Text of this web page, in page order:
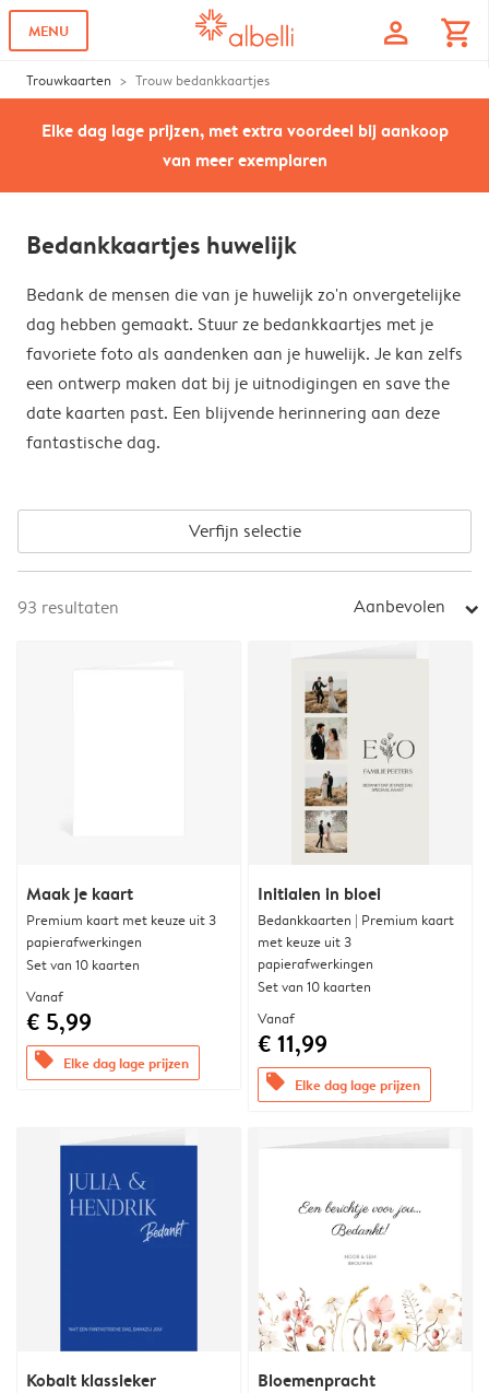
MENU profile shopping_cart
Trouwkaarten Trouw bedankkaartjes
Elke dag lage prijzen, met extra voordeel bij aankoop
van meer exemplaren
Bedankkaartjes huwelijk
Bedank de mensen die van je huwelijk zo'n onvergetelijke
dag hebben gemaakt. Stuur ze bedankkaartjes met je
favoriete foto als aandenken aan je huwelijk. Je kan zelfs
een ontwerp maken dat bij je uitnodigingen en save the
date kaarten past. Een blijvende herinnering aan deze
fantastische dag.
Verfijn selectie
93 resultaten Aanbevolen arrow_right
Maak je kaart
Premium kaart met keuze uit 3
papierafwerkingen
Set van 10 kaarten
Vanaf
€ 5,99
offers Elke dag lage prijzen
Initialen in bloei
Bedankkaarten | Premium kaart
met keuze uit 3
papierafwerkingen
Set van 10 kaarten
Vanaf
€ 11,99
offers Elke dag lage prijzen
Kobalt klassieker Bloemenpracht